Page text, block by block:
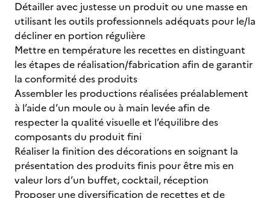
Détailler avec justesse un produit ou une masse en
utilisant les outils professionnels adéquats pour le/la
décliner en portion régulière
Mettre en température les recettes en distinguant
les étapes de réalisation/fabrication afin de garantir
la conformité des produits
Assembler les productions réalisées préalablement
à l’aide d’un moule ou à main levée afin de
respecter la qualité visuelle et l’équilibre des
composants du produit fini
Réaliser la finition des décorations en soignant la
présentation des produits finis pour être mis en
valeur lors d’un buffet, cocktail, réception
Proposer une diversification de recettes et de